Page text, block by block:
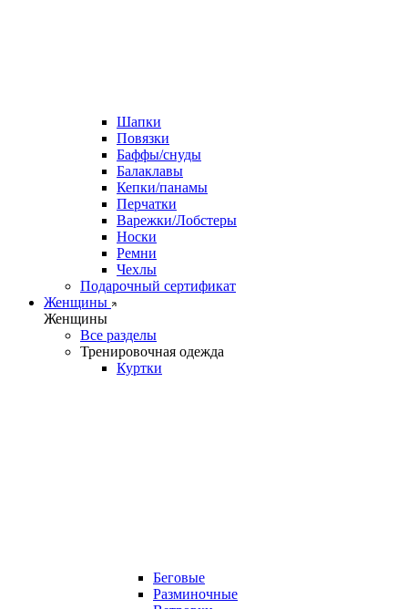
Шапки
Повязки
Баффы/снуды
Балаклавы
Кепки/панамы
Перчатки
Варежки/Лобстеры
Носки
Ремни
Чехлы
Подарочный сертификат
Женщины
Женщины
Все разделы
Тренировочная одежда
Куртки
Беговые
Разминочные